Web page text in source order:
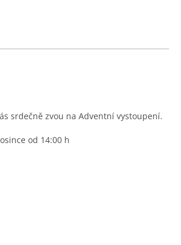
srdečně zvou na Adventní vystoupení.
od 14:00 h